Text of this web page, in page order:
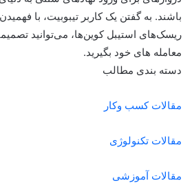
باشند. به گفتن یک کاربر تیبوبیت، با
ریسک‌های استیبل کوین‌ها، می‌توانید
معامله های خود بگیرید.
دسته بندی مطالب
مقالات کسب وکار
مقالات تکنولوژی
مقالات آموزشی